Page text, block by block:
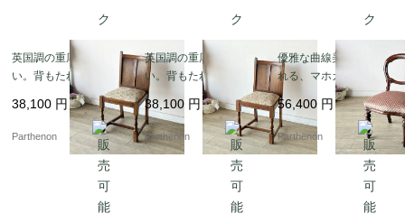
英国調の重厚な佇ま
い。背もたれの彫刻が
美しいオーク材ダイニ
ングチェア【2229】
38,100 円
Parthenon
英国調の重厚な佇ま
い。背もたれの彫刻が
美しいオーク材ダイニ
ングチェア【2228】
38,100 円
Parthenon
優雅な曲線美に魅了さ
れる、マホガニーアン
ティークバルーンチェ
ア 張替え済み【c347-
2】
56,400 円
Parthenon